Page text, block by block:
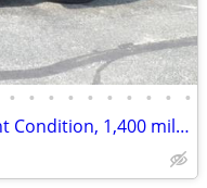
• • • • • • • • • •
2003 HONDA VTX-1800S Excellent Condition, 1,400 miles